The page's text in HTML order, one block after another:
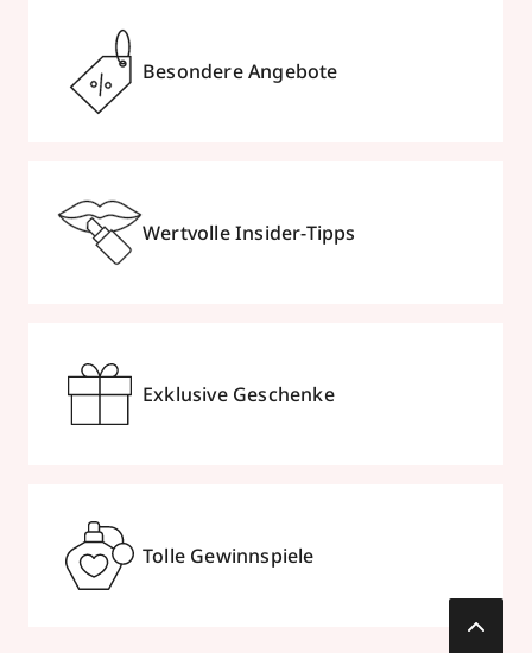
Besondere Angebote
Wertvolle Insider-Tipps
Exklusive Geschenke
Tolle Gewinnspiele